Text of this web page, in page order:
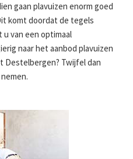
gaan plavuizen enorm goed
komt doordat de tegels
van een optimaal
naar het aanbod plavuizen
Destelbergen? Twijfel dan